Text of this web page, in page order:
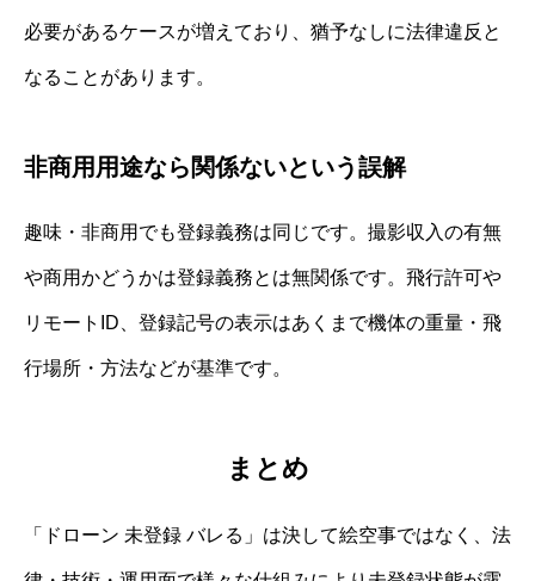
必要があるケースが増えており、猶予なしに法律違反と
なることがあります。
非商用用途なら関係ないという誤解
趣味・非商用でも登録義務は同じです。撮影収入の有無
や商用かどうかは登録義務とは無関係です。飛行許可や
リモートID、登録記号の表示はあくまで機体の重量・飛
行場所・方法などが基準です。
まとめ
「ドローン 未登録 バレる」は決して絵空事ではなく、法